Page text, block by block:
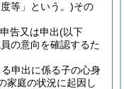
等」という。)その
告又は申出(以下
の意向を確認するた
申出に係る子の心身
家庭の状況に起因し